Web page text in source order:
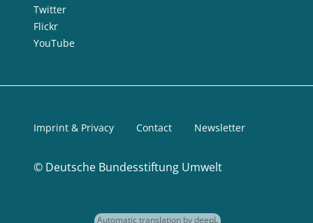
Twitter
Flickr
YouTube
© Deutsche Bundesstiftung Umwelt
Imprint & Privacy Contact Newsletter
Automatic translation by deepL